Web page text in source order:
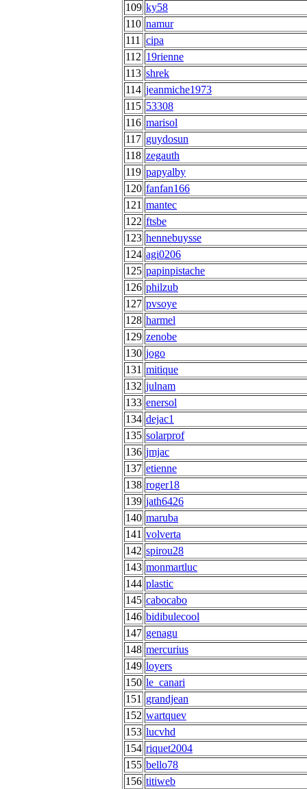
109 ky58
110 namur
111
cipa
112 19rienne
113 shrek
114 jeanmiche1973
115 53308
116 marisol
117 guydosun
118 zegauth
119 papyalby
120 fanfan166
121 mantec
122 ftsbe
123 hennebuysse
124 agi0206
125 papinpistache
126 philzub
127 pvsoye
128 harmel
129 zenobe
130 jogo
131 mitique
132 julnam
133 enersol
134 dejac1
135 solarprof
136 jmjac
137 etienne
138 roger18
139 jath6426
140 maruba
141 volverta
142 spirou28
143 monmartluc
144 plastic
145 cabocabo
146 bidibulecool
147 genagu
148 mercurius
149 loyers
150 le_canari
151 grandjean
152 wartquev
153 lucvhd
154 riquet2004
155 bello78
156 titiweb